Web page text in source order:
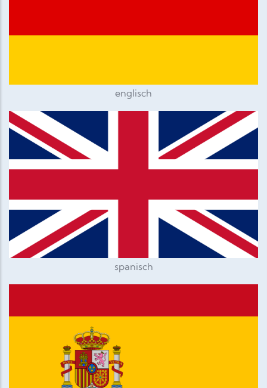
englisch
spanisch